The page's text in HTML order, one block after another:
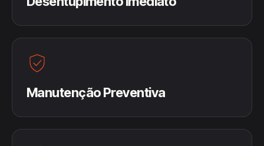
Manutenção Preventiva